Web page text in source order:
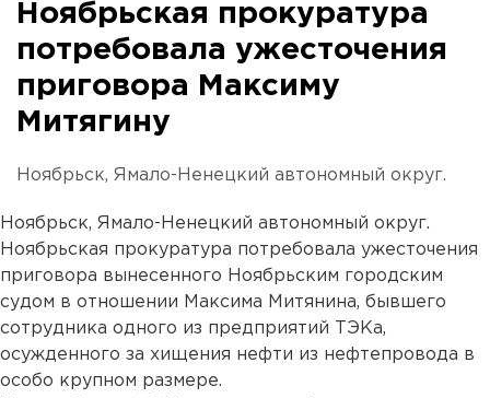
Ноябрьская прокуратура
потребовала ужесточения
приговора Максиму
Митягину
Ноябрьск, Ямало-Ненецкий автономный округ.
Ноябрьск, Ямало-Ненецкий автономный округ.
Ноябрьская прокуратура потребовала ужесточения
приговора вынесенного Ноябрьским городским
судом в отношении Максима Митянина, бывшего
сотрудника одного из предприятий ТЭКа,
осужденного за хищения нефти из нефтепровода в
особо крупном размере.